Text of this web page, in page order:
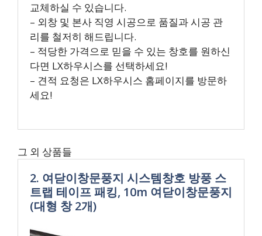
교체하실 수 있습니다.
– 외창 및 본사 직영 시공으로 품질과 시공 관
리를 철저히 해드립니다.
– 적당한 가격으로 믿을 수 있는 창호를 원하신
다면 LX하우시스를 선택하세요!
– 견적 요청은 LX하우시스 홈페이지를 방문하
세요!
그 외 상품들
2. 여닫이창문풍지 시스템창호 방풍 스
트랩 테이프 패킹, 10m 여닫이창문풍지
(대형 창 2개)